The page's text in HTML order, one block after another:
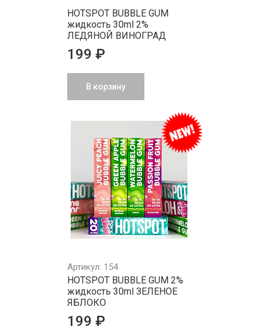
HOTSPOT BUBBLE GUM
жидкость 30ml 2%
ЛЕДЯНОЙ ВИНОГРАД
199 ₽
В корзину
Артикул: 154
HOTSPOT BUBBLE GUM 2%
жидкость 30ml ЗЕЛЕНОЕ
ЯБЛОКО
199 ₽